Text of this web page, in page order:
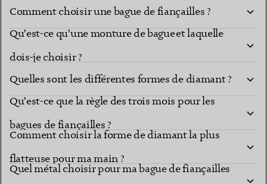
Comment choisir une bague de fiançailles ?
Qu’est-ce qu’une monture de bague et laquelle
dois-je choisir ?
Quelles sont les différentes formes de diamant ?
Les formes de diamant
Qu’est-ce que la règle des trois mois pour les
bagues de fiançailles ?
Comment choisir la forme de diamant la plus
flatteuse pour ma main ?
Quel métal choisir pour ma bague de fiançailles